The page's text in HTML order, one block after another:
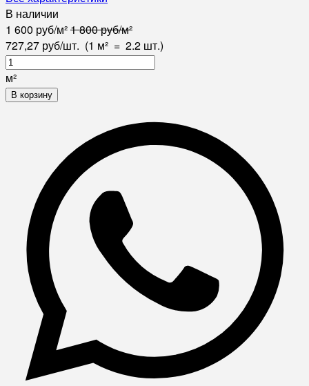
В наличии
1 600 руб/м²1 800руб/м²
727,27 руб/шт. (1 м² = 2.2 шт.)
м²
В корзину